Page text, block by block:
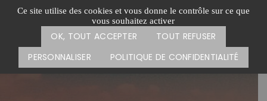
Ce site utilise des cookies et vous donne le contrôle sur ce que
vous souhaitez activer
OK, TOUT ACCEPTER
TOUT REFUSER
PERSONNALISER
POLITIQUE DE CONFIDENTIALITÉ
Passer
Menu
CARTE DES ACTIONS FAIRE UN DON